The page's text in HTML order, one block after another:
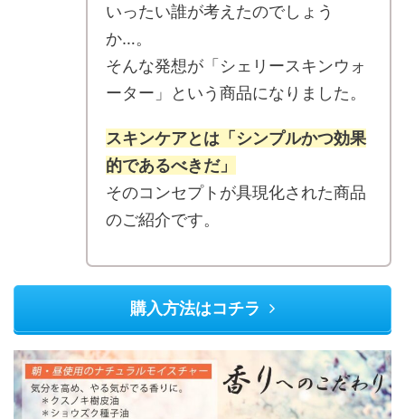
いったい誰が考えたのでしょう
か…。
そんな発想が「シェリースキンウォ
ーター」という商品になりました。
スキンケアとは「シンプルかつ効果
的であるべきだ」
そのコンセプトが具現化された商品
のご紹介です。
購入方法はコチラ